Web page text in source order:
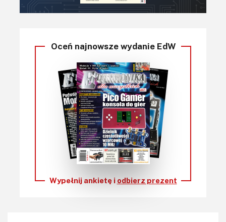
Oceń najnowsze wydanie EdW
Wypełnij ankietę i odbierz prezent